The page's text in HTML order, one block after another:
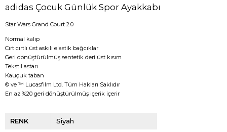
adidas Çocuk Günlük Spor Ayakkabı
Star Wars Grand Court 2.0
Normal kalıp
Cırt cırtlı üst askılı elastik bağcıklar
Geri dönüştürülmüş sentetik deri üst kısım
Tekstil astarı
Kauçuk taban
© ve ™ Lucasfilm Ltd. Tüm Hakları Saklıdır
En az %20 geri dönüştürülmüş içerik içerir
RENK Siyah